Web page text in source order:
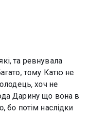
та ревнувала
тому Катю не
хоч не
Дарину що вона в
бо потім наслідки